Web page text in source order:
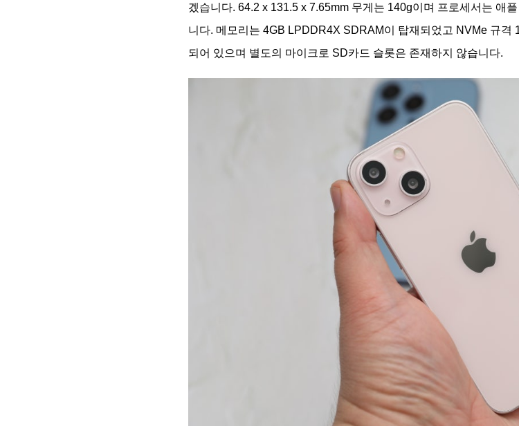
겠습니다. 64.2 x 131.5 x 7.65mm 무게는 140g이며 프로세서는 애
니다. 메모리는 4GB LPDDR4X SDRAM이 탑재되었고 NVMe 규격
되어 있으며 별도의 마이크로 SD카드 슬롯은 존재하지 않습니다.